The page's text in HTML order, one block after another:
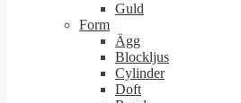
Guld
Form
Ägg
Blockljus
Cylinder
Doft